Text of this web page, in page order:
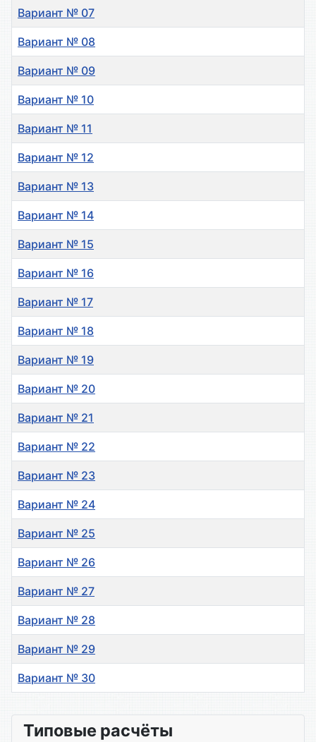
Вариант № 07
Вариант № 08
Вариант № 09
Вариант № 10
Вариант № 11
Вариант № 12
Вариант № 13
Вариант № 14
Вариант № 15
Вариант № 16
Вариант № 17
Вариант № 18
Вариант № 19
Вариант № 20
Вариант № 21
Вариант № 22
Вариант № 23
Вариант № 24
Вариант № 25
Вариант № 26
Вариант № 27
Вариант № 28
Вариант № 29
Вариант № 30
Типовые расчёты